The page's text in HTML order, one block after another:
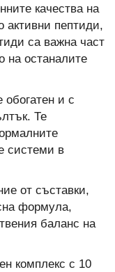
качества на
активни пептиди,
са важна част
на останалите
и с
Те
системи в
от съставки,
формула,
баланс на
комплекс с 10